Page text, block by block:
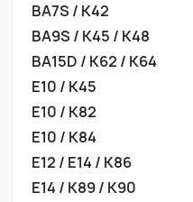
BA7S / K42
BA9S / K45 / K48
BA15D / K62 / K64
E10 / K45
E10 / K82
E10 / K84
E12 / E14 / K86
E14 / K89 / K90